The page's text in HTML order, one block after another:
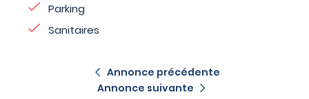
Parking
Sanitaires
Annonce précédente
Annonce suivante